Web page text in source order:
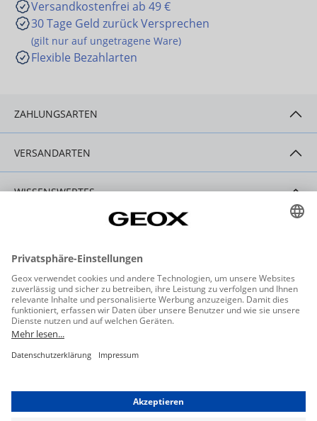
Versandkostenfrei ab 49 €
30 Tage Geld zurück Versprechen
(gilt nur auf ungetragene Ware)
Flexible Bezahlarten
ZAHLUNGSARTEN
VERSANDARTEN
WISSENSWERTES
Allgemeine Geschäftsbedingungen
Barrierefreiheit
Widerrufsbelehrung Impressum